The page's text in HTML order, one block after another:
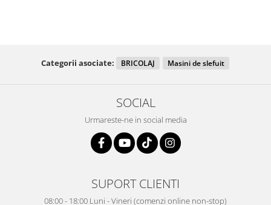
Categorii asociate: BRICOLAJ Masini de slefuit
SOCIAL
Urmareste-ne in social media
SUPORT CLIENTI
08:00 - 18:00 Luni - Vineri (comenzi online non-stop)